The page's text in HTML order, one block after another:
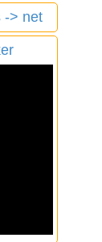
-> net